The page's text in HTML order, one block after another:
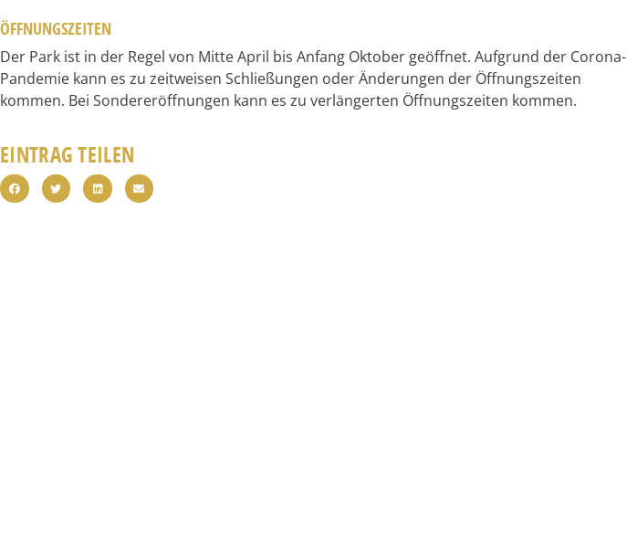
ÖFFNUNGSZEITEN
Der Park ist in der Regel von Mitte April bis Anfang Oktober geöffnet. Aufgrund der Corona-
Pandemie kann es zu zeitweisen Schließungen oder Änderungen der Öffnungszeiten
kommen. Bei Sondereröffnungen kann es zu verlängerten Öffnungszeiten kommen.
EINTRAG TEILEN